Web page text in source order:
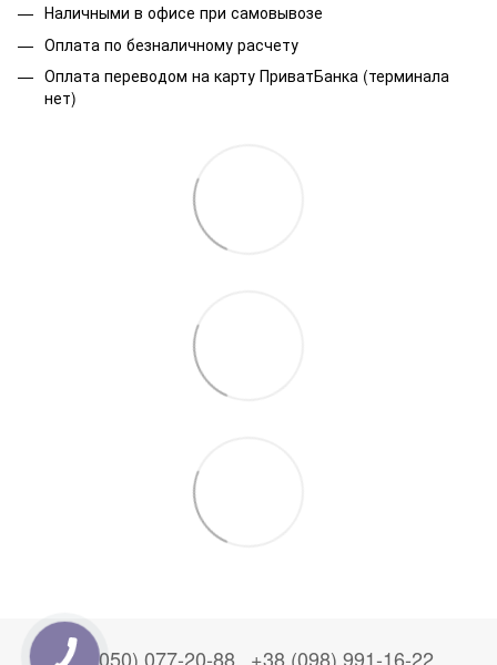
Наличными в офисе при самовывозе
Оплата по безналичному расчету
Оплата переводом на карту ПриватБанка (терминала
нет)
+38 (050) 077-20-88 +38 (098) 991-16-22